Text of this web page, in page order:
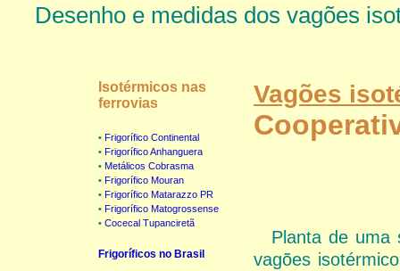
Desenho e medidas dos vagões
Isotérmicos nas
ferrovias
• Frigorífico Continental
• Frigorífico Anhanguera
• Metálicos Cobrasma
• Frigorífico Mouran
• Frigorífico Matarazzo PR
• Frigorífico Matogrossense
• Cocecal Tupanciretã
Frigoríficos no Brasil
Vagões
Planta de uma
vagões